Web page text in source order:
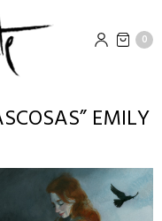
0
EMILY